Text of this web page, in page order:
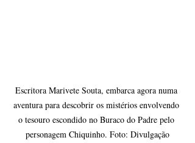
Escritora Marivete Souta, embarca agora numa
aventura para descobrir os mistérios envolvendo
o tesouro escondido no Buraco do Padre pelo
personagem Chiquinho. Foto: Divulgação